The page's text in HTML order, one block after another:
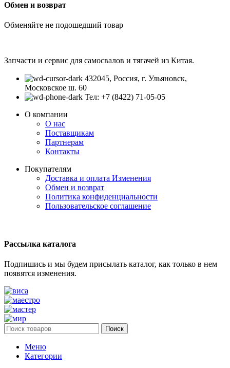
Обмен и возврат
Обменяйте не подошедший товар
Запчасти и сервис для самосвалов и тягачей из Китая.
432045, Россия, г. Ульяновск,
Московское ш. 60
Тел: +7 (8422) 71-05-05
О компании
О нас
Поставщикам
Партнерам
Контакты
Покупателям
Доставка и оплата Изменения
Обмен и возврат
Политика конфиденциальности
Пользовательское соглашение
Рассылка каталога
Подпишись и мы будем присылать каталог, как только в нем
появятся изменения.
Поиск
Меню
Категории